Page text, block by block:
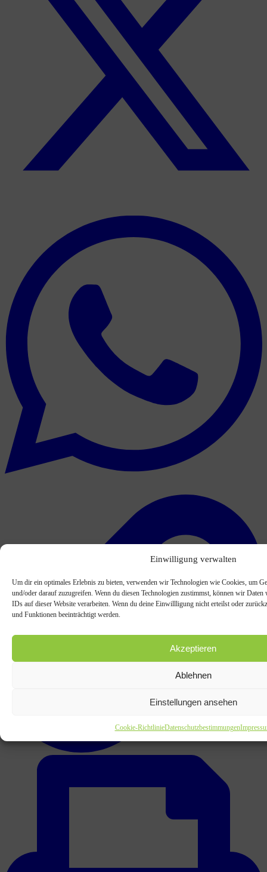
Einwilligung verwalten
Um dir ein optimales Erlebnis zu bieten, verwenden wir Technologien wie Cookies, um
und/oder darauf zuzugreifen. Wenn du diesen Technologien zustimmst, können wir
IDs auf dieser Website verarbeiten. Wenn du deine Einwillligung nicht erteilst oder
und Funktionen beeinträchtigt werden.
Akzeptieren
Ablehnen
Einstellungen ansehen
Cookie-RichtlinieDatenschutzbestimmungen